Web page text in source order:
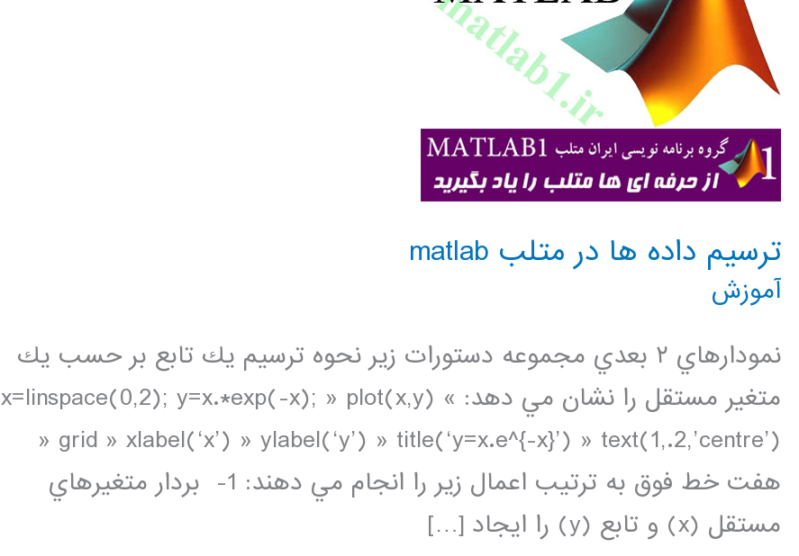
ترسيم داده ها در متلب matlab
آموزش
نمودارهاي ٢ بعدي مجموعه دستورات زير نحوه ترسيم يك تابع بر حسب يك
متغير مستقل را نشان مي دهد: » x=linspace(0,2); y=x.*exp(-x); » plot(x,y)
» grid » xlabel(‘x’) » ylabel(‘y’) » title(‘y=x.e^{-x}’) » text(1,.2,’centre’)
هفت خط فوق به ترتيب اعمال زير را انجام مي دهند: 1- بردار متغيرهاي
مستقل (x) و تابع (y) را ايجاد […]